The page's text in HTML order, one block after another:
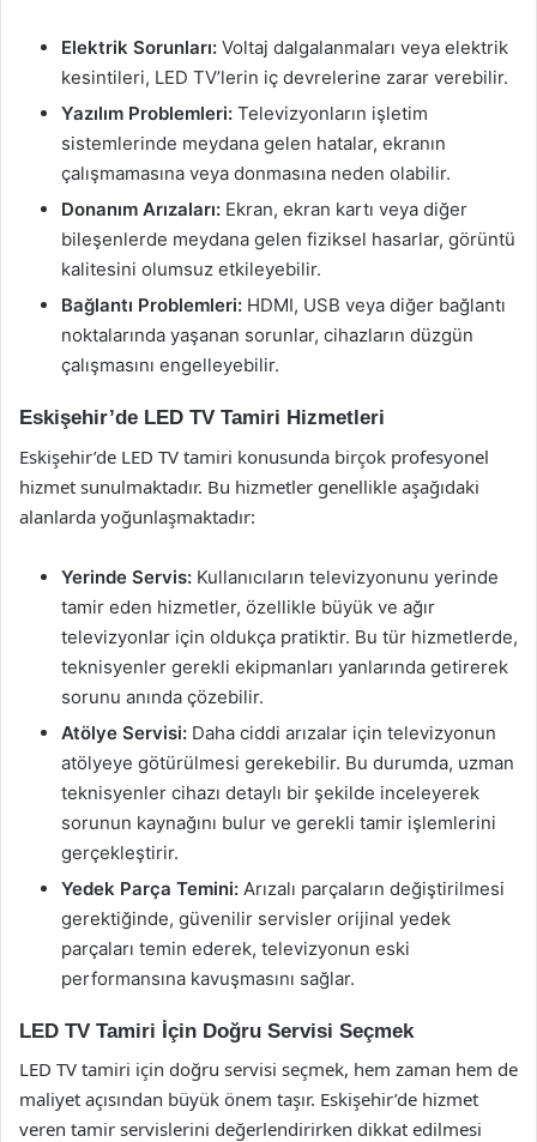
Elektrik Sorunları: Voltaj dalgalanmaları veya elektrik
kesintileri, LED TV’lerin iç devrelerine zarar verebilir.
Yazılım Problemleri: Televizyonların işletim
sistemlerinde meydana gelen hatalar, ekranın
çalışmamasına veya donmasına neden olabilir.
Donanım Arızaları: Ekran, ekran kartı veya diğer
bileşenlerde meydana gelen fiziksel hasarlar, görüntü
kalitesini olumsuz etkileyebilir.
Bağlantı Problemleri: HDMI, USB veya diğer bağlantı
noktalarında yaşanan sorunlar, cihazların düzgün
çalışmasını engelleyebilir.
Eskişehir’de LED TV Tamiri Hizmetleri
Eskişehir’de LED TV tamiri konusunda birçok profesyonel
hizmet sunulmaktadır. Bu hizmetler genellikle aşağıdaki
alanlarda yoğunlaşmaktadır:
Yerinde Servis: Kullanıcıların televizyonunu yerinde
tamir eden hizmetler, özellikle büyük ve ağır
televizyonlar için oldukça pratiktir. Bu tür hizmetlerde,
teknisyenler gerekli ekipmanları yanlarında getirerek
sorunu anında çözebilir.
Atölye Servisi: Daha ciddi arızalar için televizyonun
atölyeye götürülmesi gerekebilir. Bu durumda, uzman
teknisyenler cihazı detaylı bir şekilde inceleyerek
sorunun kaynağını bulur ve gerekli tamir işlemlerini
gerçekleştirir.
Yedek Parça Temini: Arızalı parçaların değiştirilmesi
gerektiğinde, güvenilir servisler orijinal yedek
parçaları temin ederek, televizyonun eski
performansına kavuşmasını sağlar.
LED TV Tamiri İçin Doğru Servisi Seçmek
LED TV tamiri için doğru servisi seçmek, hem zaman hem de
maliyet açısından büyük önem taşır. Eskişehir’de hizmet
veren tamir servislerini değerlendirirken dikkat edilmesi